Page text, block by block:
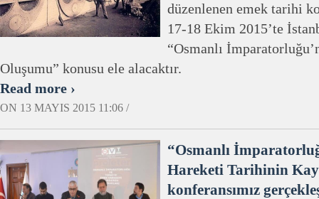
düzenlenen emek tarihi
17-18 Ekim 2015’te
“Osmanlı
Oluşumu” konusu ele alacaktır.
Read more ›
ON 13 MAYIS 2015 11:06 /
“Osmanlı
Hareketi Tarihinin
konferansımız